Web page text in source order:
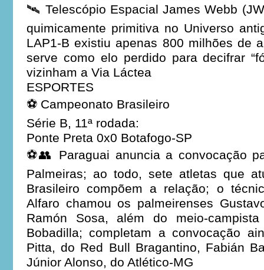
🛰️ Telescópio Espacial James Webb
quimicamente primitiva no Universo
LAP1-B existiu apenas 800 milhões de
serve como elo perdido para decifrar
vizinham a Via Láctea
ESPORTES
⚽ Campeonato Brasileiro
Série B, 11ª rodada:
Ponte Preta 0x0 Botafogo-SP
⚽👥 Paraguai anuncia a convocação
Palmeiras; ao todo, sete atletas que
Brasileiro compõem a relação; o
Alfaro chamou os palmeirenses
Ramón Sosa, além do meio-
Bobadilla; completam a convocação
Pitta, do Red Bull Bragantino, Fabián
Júnior Alonso, do Atlético-MG